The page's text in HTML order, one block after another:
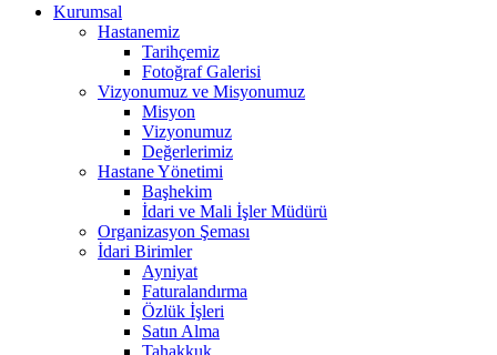
Kurumsal
Hastanemiz
Tarihçemiz
Fotoğraf Galerisi
Vizyonumuz ve Misyonumuz
Misyon
Vizyonumuz
Değerlerimiz
Hastane Yönetimi
Başhekim
İdari ve Mali İşler Müdürü
Organizasyon Şeması
İdari Birimler
Ayniyat
Faturalandırma
Özlük İşleri
Satın Alma
Tahakkuk